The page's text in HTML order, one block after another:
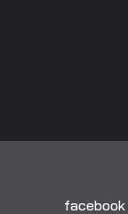
facebook